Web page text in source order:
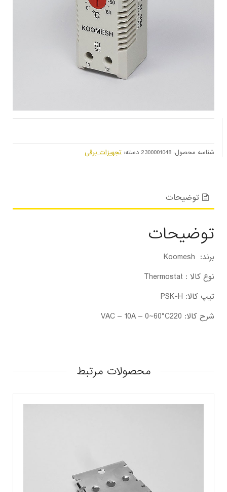
شناسه محصول: 2300001048 دسته: تجهیزات برقی
توضیحات
توضیحات
برند: Koomesh
نوع کالا : Thermostat
تیپ کالا: PSK-H
شرح کالا: VAC – 10A – 0~60°C220
محصولات مرتبط